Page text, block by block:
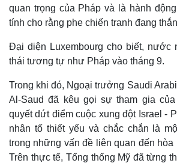
Cuộc sống đó đây
Hồ sơ
Ảnh
E-
quan trọng của Pháp và là hành
tính cho rằng phe chiến tranh đang
Đại diện Luxembourg cho biết, nước
thái tương tự như Pháp vào tháng 9.
Trong khi đó, Ngoại trưởng Saudi
Al-Saud đã kêu gọi sự tham gia
quyết dứt điểm cuộc xung đột Israel -
nhân tố thiết yếu và chắc chắn là
trong những vấn đề liên quan đến
Trên thực tế, Tổng thống Mỹ đã từng